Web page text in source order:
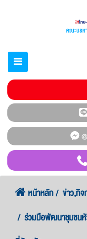
หน้าหลัก
ข่าว,กิจ
ร่วมมือพัฒนาชุมชนหั